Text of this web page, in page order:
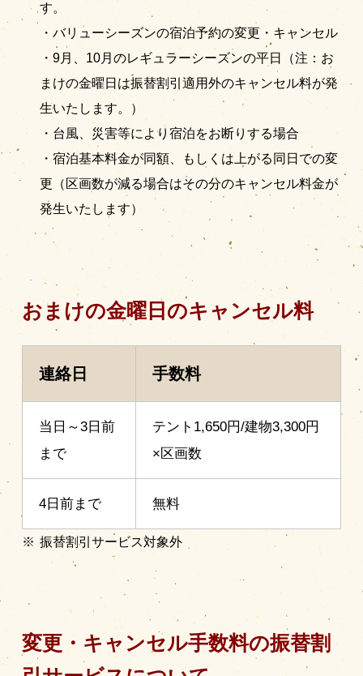
す。
・バリューシーズンの宿泊予約の変更・キャンセル
・9月、10月のレギュラーシーズンの平日（注：お
まけの金曜日は振替割引適用外のキャンセル料が発
生いたします。）
・台風、災害等により宿泊をお断りする場合
・宿泊基本料金が同額、もしくは上がる同日での変
更（区画数が減る場合はその分のキャンセル料金が
発生いたします）
おまけの金曜日のキャンセル料
連絡日 手数料
当日～3日前
まで
テント1,650円/建物3,300円
×区画数
4日前まで 無料
振替割引サービス対象外
変更・キャンセル手数料の振替割